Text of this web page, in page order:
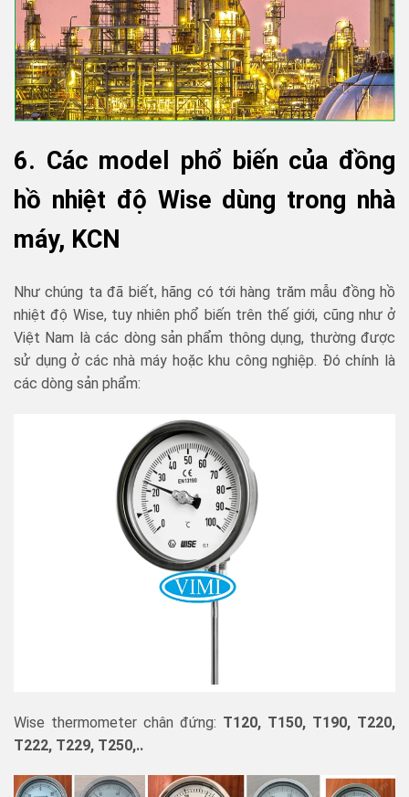
6. Các model phổ biến của đồng
hồ nhiệt độ Wise dùng trong nhà
máy, KCN
Như chúng ta đã biết, hãng có tới hàng trăm mẫu đồng hồ
nhiệt độ Wise, tuy nhiên phổ biến trên thế giới, cũng như ở
Việt Nam là các dòng sản phẩm thông dụng, thường được
sử dụng ở các nhà máy hoặc khu công nghiệp. Đó chính là
các dòng sản phẩm:
Wise thermometer chân đứng: T120, T150, T190, T220,
T222, T229, T250,..